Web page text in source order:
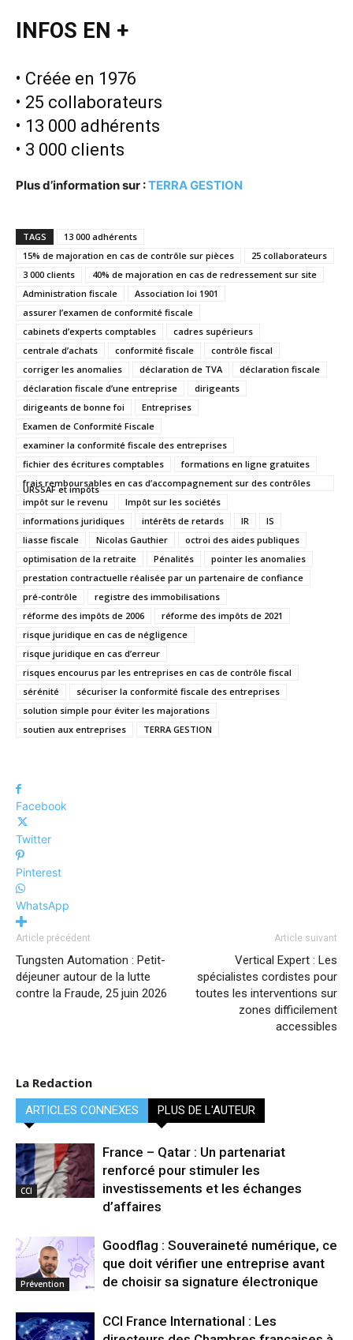
INFOS EN +
• Créée en 1976
• 25 collaborateurs
• 13 000 adhérents
• 3 000 clients
Plus d’information sur :TERRA GESTION
TAGS
13 000 adhérents
15% de majoration en cas de contrôle sur pièces
25 collaborateurs
3 000 clients
40% de majoration en cas de redressement sur site
Administration fiscale
Association loi 1901
assurer l’examen de conformité fiscale
cabinets d’experts comptables
cadres supérieurs
centrale d’achats
conformité fiscale
contrôle fiscal
corriger les anomalies
déclaration de TVA
déclaration fiscale
déclaration fiscale d’une entreprise
dirigeants
dirigeants de bonne foi
Entreprises
Examen de Conformité Fiscale
examiner la conformité fiscale des entreprises
fichier des écritures comptables
formations en ligne gratuites
frais remboursables en cas d’accompagnement sur des contrôles
URSSAF et impôts
impôt sur le revenu
Impôt sur les sociétés
informations juridiques
intérêts de retards IR
IS
liasse fiscale
Nicolas Gauthier
octroi des aides publiques
optimisation de la retraite
Pénalités
pointer les anomalies
prestation contractuelle réalisée par un partenaire de confiance
pré-contrôle
registre des immobilisations
réforme des impôts de 2006
réforme des impôts de 2021
risque juridique en cas de négligence
risque juridique en cas d’erreur
risques encourus par les entreprises en cas de contrôle fiscal
sérénité
sécuriser la conformité fiscale des entreprises
solution simple pour éviter les majorations
soutien aux entreprises
TERRA GESTION
Facebook
Twitter
Pinterest
WhatsApp
Article précédent
Tungsten Automation : Petit-
déjeuner autour de la lutte
contre la Fraude, 25 juin 2026
Article suivant
Vertical Expert : Les
spécialistes cordistes pour
toutes les interventions sur
zones difficilement
accessibles
La Redaction
ARTICLES CONNEXES PLUS DE L'AUTEUR
CCI
France – Qatar : Un partenariat
renforcé pour stimuler les
investissements et les échanges
d’affaires
Prévention
Goodflag : Souveraineté numérique, ce
que doit vérifier une entreprise avant
de choisir sa signature électronique
CCI France International : Les